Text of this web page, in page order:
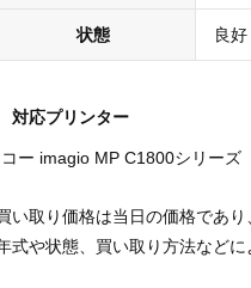
状態 良好
対応プリンター
コー imagio MP C1800シリーズ
い取り価格は当日の価格であ
式や状態、買い取り方法などに